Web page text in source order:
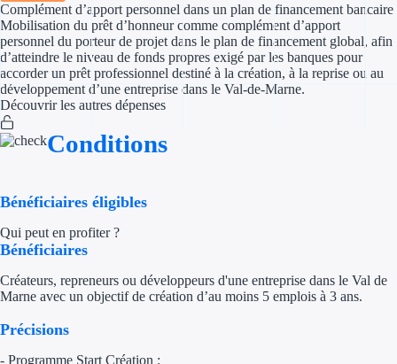
Appel à projet
Avance
Tous les
Complément d’apport personnel dans un plan de financement bancaire
Mobilisation du prêt d’honneur comme complément d’apport
personnel du porteur de projet dans le plan de financement global, afin
d’atteindre le niveau de fonds propres exigé par les banques pour
accorder un prêt professionnel destiné à la création, à la reprise ou au
développement d’une entreprise dans le Val-de-Marne.
Découvrir les autres dépenses
Conditions
Bénéficiaires éligibles
Qui peut en profiter ?
Bénéficiaires
Créateurs, repreneurs ou développeurs d'une entreprise dans le Val de
Marne avec un objectif de création d’au moins 5 emplois à 3 ans.
Précisions
- Programme Start Création :